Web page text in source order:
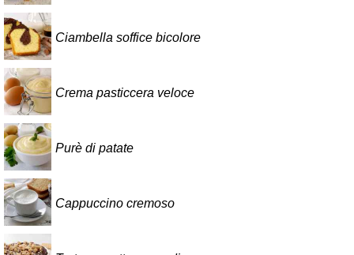
Ciambella soffice bicolore
Crema pasticcera veloce
Purè di patate
Cappuccino cremoso